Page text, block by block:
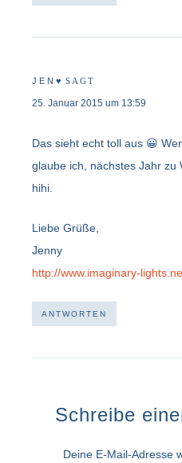
J E N ♥ SAGT
25. Januar 2015 um 13:59
Das sieht echt toll aus 😀
glaube ich, nächstes Jahr zu
hihi.
Liebe Grüße,
Jenny
http://www.imaginary-
ANTWORTEN
Schreibe
Deine E-Mail-Adresse